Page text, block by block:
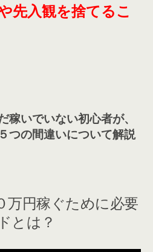
先入観を捨てるこ
稼いでいない初心者が、
つの間違いについて解説
万円稼ぐために必要
とは？